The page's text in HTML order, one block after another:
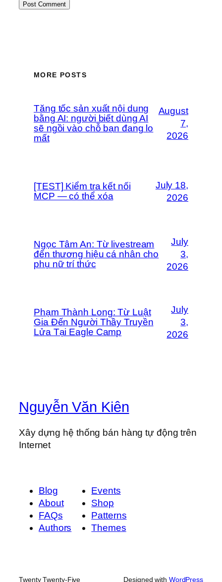
MORE POSTS
Tăng tốc sản xuất nội dung
bằng AI: người biết dùng AI
sẽ ngồi vào chỗ bạn đang lo
mất
August
7,
2026
[TEST] Kiểm tra kết nối
MCP — có thể xóa
July 18,
2026
Ngọc Tâm An: Từ livestream
đến thương hiệu cá nhân cho
phụ nữ trí thức
July
3,
2026
Phạm Thành Long: Từ Luật
Gia Đến Người Thầy Truyền
Lửa Tại Eagle Camp
July
3,
2026
Nguyễn Văn Kiên
Xây dựng hệ thống bán hàng tự động trên
Internet
Blog
About
FAQs
Authors
Events
Shop
Patterns
Themes
Twenty Twenty-Five Designed with WordPress